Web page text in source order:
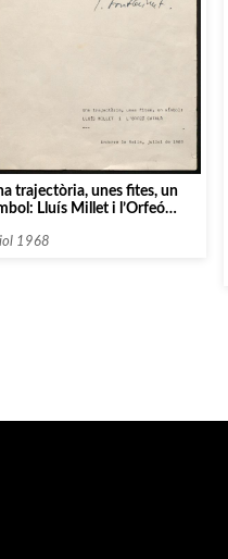
trajectòria, unes fites, un
Lluís Millet i l’Orfeó
1968